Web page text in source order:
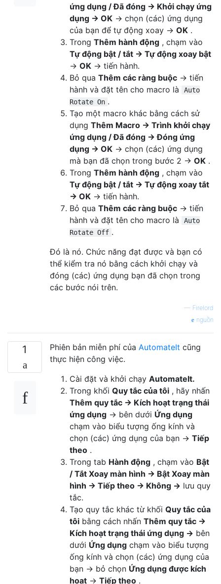
ứng dụng / Đã đóng → Khởi chạy ứng
dụng → OK → chọn (các) ứng dụng
của bạn để tự động xoay → OK .
Trong Thêm hành động , chạm vào
Tự động bật / tắt → Tự động xoay bật
→ OK → tiến hành.
Bỏ qua Thêm các ràng buộc → tiến
hành và đặt tên cho macro là
Auto
Rotate On .
Tạo một macro khác bằng cách sử
dụng Thêm Macro → Trình khởi chạy
ứng dụng / Đã đóng → Đóng ứng
dụng → OK → chọn (các) ứng dụng
mà bạn đã chọn trong bước 2 → OK .
Trong Thêm hành động , chạm vào
Tự động bật / tắt → Tự động xoay tắt
→ OK → tiến hành.
Bỏ qua Thêm các ràng buộc → tiến
hành và đặt tên cho macro là
Auto
Rotate Off .
Đó là nó. Chức năng đạt được và bạn có
thể kiểm tra nó bằng cách khởi chạy và
đóng (các) ứng dụng bạn đã chọn trong
các bước nói trên.
— Firelord
nguồn
1 Phiên bản miễn phí của AutomateIt cũng
thực hiện công việc.
Cài đặt và khởi chạy AutomateIt.
Trong khối Quy tắc của tôi , hãy nhấn
Thêm quy tắc → Kích hoạt trạng thái
ứng dụng → bên dưới Ứng dụng
chạm vào biểu tượng ống kính và
chọn (các) ứng dụng của bạn → Tiếp
theo .
Trong tab Hành động , chạm vào Bật
/ Tắt Xoay màn hình → Bật Xoay màn
hình → Tiếp theo → Không → lưu quy
tắc.
Tạo quy tắc khác từ khối Quy tắc của
tôi bằng cách nhấn Thêm quy tắc →
Kích hoạt trạng thái ứng dụng → bên
dưới Ứng dụng chạm vào biểu tượng
ống kính và chọn (các) ứng dụng của
bạn → bỏ chọn Ứng dụng được kích
hoạt → Tiếp theo .